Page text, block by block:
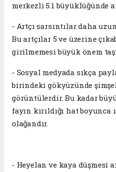
merkezli 5.1 büyüklüğünde
- Artçı sarsıntılar daha
Bu artçılar 5 ve üzerine
girilmemesi büyük önem
- Sosyal medyada sıkça
birindeki gökyüzünde
görüntülerdir. Bu kadar
fayın kırıldığı hat
olağandır.
- Heyelan ve kaya düşmesi